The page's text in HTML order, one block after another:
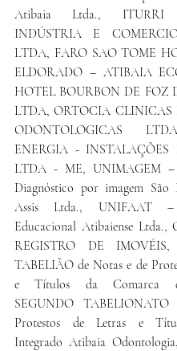
Atibaia Ltda., ITURRI
INDÚSTRIA E
LTDA, FARO SAO TOME
ELDORADO – ATIBAIA
HOTEL BOURBON DE FOZ
LTDA, ORTOCIA CLINICAS
ODONTOLOGICAS
ENERGIA - INSTALAÇÕES
LTDA - ME, UNIMAGEM –
Diagnóstico por imagem São
Assis Ltda., UNIFAAT –
Educacional Atibaiense Ltda.,
REGISTRO DE IMOVÉIS,
TABELIÃO de Notas e de
e Títulos da Comarca
SEGUNDO
Protestos de Letras e
Integrado Atibaia